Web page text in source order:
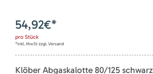
54,92€*
pro Stück
*inkl. MwSt zzgl. Versand
Klöber Abgaskalotte 80/125 schwarz